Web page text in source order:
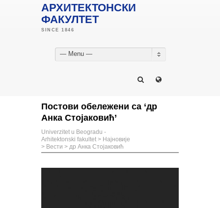
АРХИТЕКТОНСКИ
ФАКУЛТЕТ
— Menu —
Постови обележени са ‘др
Анка Стојаковић’
Univerzitet u Beogradu -
Arhitektonski fakultet > Најновије
> Вести > др Анка Стојаковић